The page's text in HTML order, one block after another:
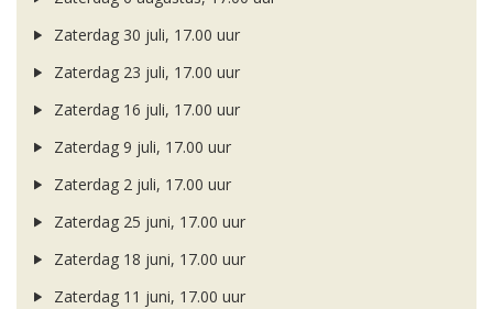
Zaterdag 30 juli, 17.00 uur
Zaterdag 23 juli, 17.00 uur
Zaterdag 16 juli, 17.00 uur
Zaterdag 9 juli, 17.00 uur
Zaterdag 2 juli, 17.00 uur
Zaterdag 25 juni, 17.00 uur
Zaterdag 18 juni, 17.00 uur
Zaterdag 11 juni, 17.00 uur